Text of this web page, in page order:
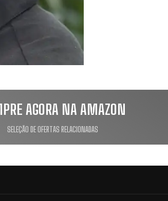
AGORA NA AMAZON
SELEÇÃO DE OFERTAS RELACIONADAS